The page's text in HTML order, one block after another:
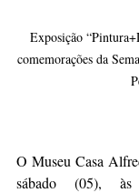
Exposição
comemorações da
O Museu Casa
sábado (05),